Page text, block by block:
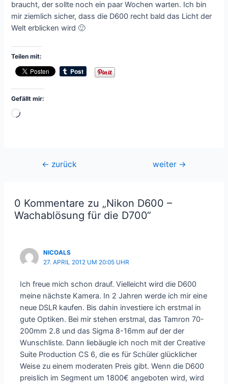
braucht, der sollte noch ein paar Wochen warten. Ich bin
mir ziemlich sicher, dass die D600 recht bald das Licht der
Welt erblicken wird 🙂
Teilen mit:
Gefällt mir:
Wird
Beitragsnavigation
← zurück weiter →
0 Kommentare zu „Nikon D600 –
Wachablösung für die D700“
NICOALS
27. APRIL 2012 UM 20:05 UHR
Ich freue mich schon drauf. Vielleicht wird die D600
meine nächste Kamera. In 2 Jahren werde ich mir eine
neue DSLR kaufen. Bis dahin investiere ich erstmal in
gute Optiken. Bei mir stehen erstmal, das Tamron 70-
200mm 2.8 und das Sigma 8-16mm auf der der
Wunschliste. Dann liebäugle ich noch mit der Creative
Suite Production CS 6, die es für Schüler glücklicher
Weise zu einem moderaten Preis gibt. Wenn die D600
preislich im Segment um 1800€ angeboten wird, wird